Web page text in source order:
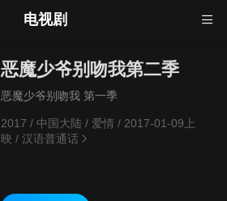
电视剧
恶魔少爷别吻我第二季
恶魔少爷别吻我 第一季
2017 / 中国大陆 / 爱情/ 2017-01-09上
映 / 汉语普通话